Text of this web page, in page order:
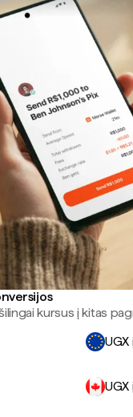
kursus į kitas
UGX
UGX